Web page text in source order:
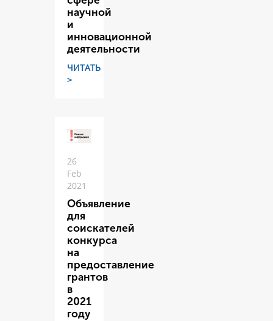
научной
и
инновационной
деятельности
ЧИТАТЬ
>
26
Feb
2021
Объявление
для
соискателей
конкурса
на
предоставление
грантов
в
2021
году